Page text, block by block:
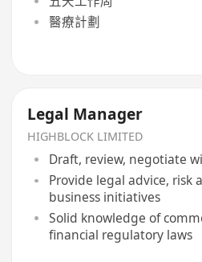
醫療計劃
Legal Manager
HIGHBLOCK LIMITED
Draft, review, negotiate
Provide legal advice, risk
business initiatives
Solid knowledge of
financial regulatory laws